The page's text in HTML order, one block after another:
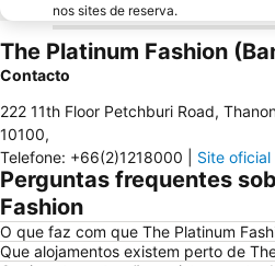
nos sites de reserva.
The Platinum Fashion
Contacto
222 11th Floor Petchburi Road,
10100,
Telefone: +66(2)1218000 Site oficial
Perguntas frequentes
Fashion
O que faz com que The Platinum
Que alojamentos existem perto de